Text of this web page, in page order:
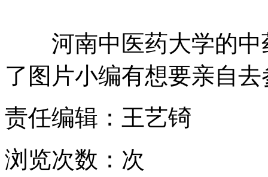
河南中医药大学的中
了图片小编有想要亲自
责任编辑：王艺锜
浏览次数： 次